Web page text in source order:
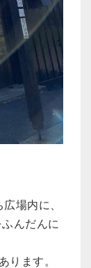
場内に、
んだんに
ります。